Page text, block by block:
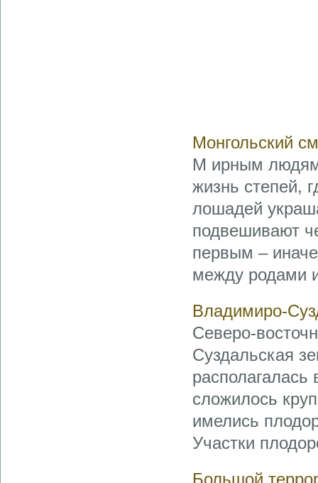
Монгольский
М ирным
жизнь степей,
лошадей
подвешивают
первым –
между родами
Владимиро-
Северо-
Суздальская
сложилось
имелись
Участки